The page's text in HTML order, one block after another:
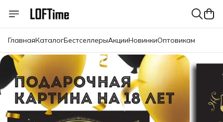
ГлавнаяКаталогБестселлерыАкцииНовинкиОптовикам